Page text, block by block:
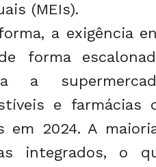
(MEIs).
a exigência
forma
a
e farmácias
em 2024. A
integrados, o